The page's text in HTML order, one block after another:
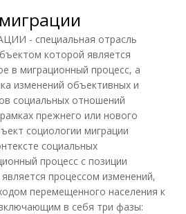
- специальная отрасль
которой является
в миграционный процесс, а
изменений объективных и
социальных отношений
прежнего или нового
социологии миграции
социальных
процесс с позиции
процессом изменений,
перемещенного населения к
в себя три фазы: